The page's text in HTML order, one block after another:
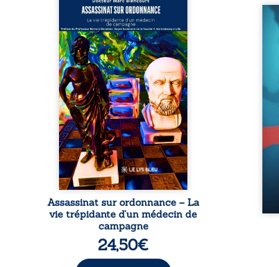
La vie trépidante d’un médecin
de campagne est la réédition
enrichie et actualisée du
témoignage du Docteur Marc
Biencourt, ancien médecin de
famille, qui revient sur son
parcours médical, syndical et
ordinal. Depuis septembre
2013, il raconte le long combat
qui l’a conduit à être écarté du
corps médical, malgré une
décision de première instance
Assassinat sur ordonnance – La
vie trépidante d’un médecin de
campagne
24,50€
en
tôt.